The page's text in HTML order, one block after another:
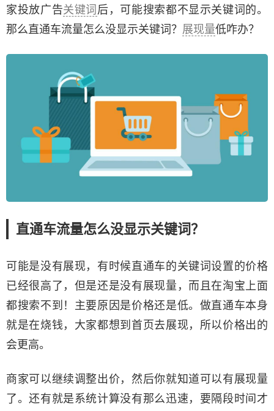
家投放广告关键词 后，可能搜索都不显示关键词的。
那么直通车流量怎么没显示关键词？ 展现量低咋办？
直通车流量怎么没显示关键词？
可能是没有展现，有时候直通车的关键词设置的价格
已经很高了，但是还是没有展现量，而且在淘宝上面
都搜索不到！主要原因是价格还是低。做直通车本身
就是在烧钱，大家都想到首页去展现，所以价格出的
会更高。
商家可以继续调整出价，然后你就知道可以有展现量
了。还有就是系统计算没有那么迅速，要隔段时间才